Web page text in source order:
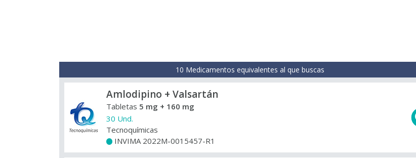
10 Medicamentos equivalentes al que buscas
Amlodipino + Valsartán
Tabletas 5 mg + 160 mg
30 Und.
Tecnoquímicas
INVIMA 2022M-0015457-R1